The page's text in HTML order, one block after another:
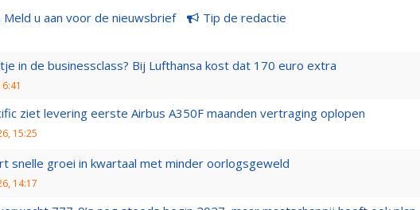
Meld u aan voor de nieuwsbrief Tip de redactie
in de businessclass? Bij Lufthansa kost dat 170 euro extra
ziet levering eerste Airbus A350F maanden vertraging oplopen
15:25
snelle groei in kwartaal met minder oorlogsgeweld
14:17